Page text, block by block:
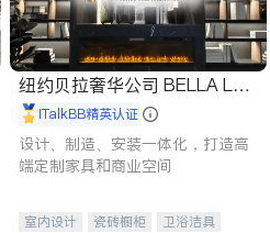
纽约贝拉奢华公司 BELLA LUX
E iTalkBB精英认证
设计、制造、安装一体化，打造高
端定制家具和商业空间
室内设计 瓷砖橱柜
卫浴洁具